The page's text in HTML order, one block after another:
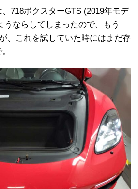
718ボクスターGTS (2019年モデ
ならしてしまったので、もう
、これを試していた時にはまだ存